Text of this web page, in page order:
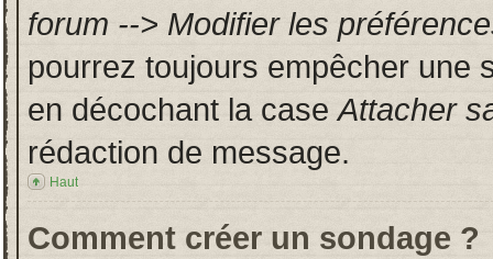
forum --> Modifier les
pourrez toujours empêcher une
en décochant la caseAttacher
rédaction de message.
Haut
Comment créer un sondage ?